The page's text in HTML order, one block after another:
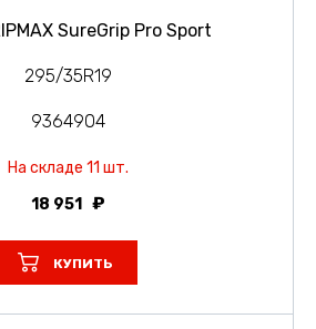
SureGrip Pro Sport
295/35R19
9364904
На складе 11 шт.
18 951
КУПИТЬ